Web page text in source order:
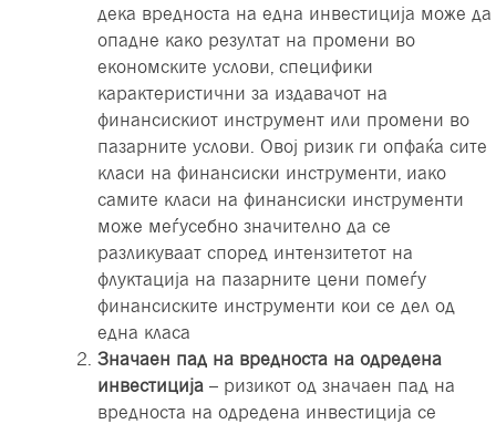
дека вредноста на една инвестиција може да
опадне како резултат на промени во
економските услови, специфики
карактеристични за издавачот на
финансискиот инструмент или промени во
пазарните услови. Овој ризик ги опфаќа сите
класи на финансиски инструменти, иако
самите класи на финансиски инструменти
може меѓусебно значително да се
разликуваат според интензитетот на
флуктација на пазарните цени помеѓу
финансиските инструменти кои се дел од
една класа
Значаен пад на вредноста на одредена
инвестиција – ризикот од значаен пад на
вредноста на одредена инвестиција се